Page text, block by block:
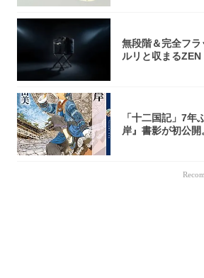
無段階＆完全フ
ルリと収まる
「十二国記」7年
岸』書影が初公